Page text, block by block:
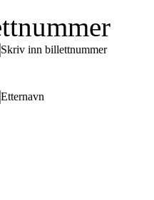
Skriv inn billettnummer
Etternavn